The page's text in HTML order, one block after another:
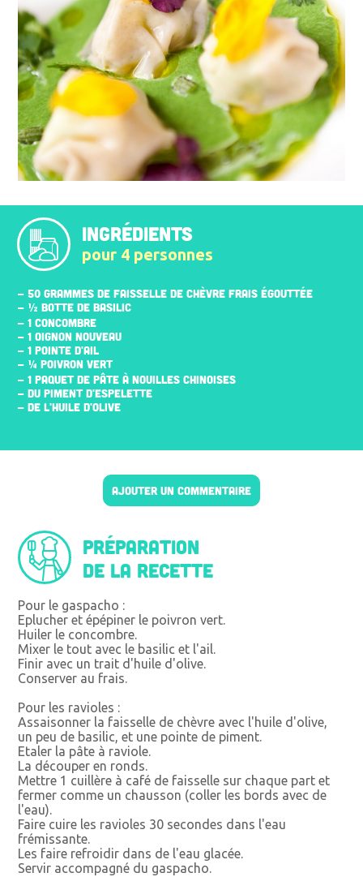
INGRÉDIENTS
pour 4 personnes
- 50 GRAMMES DE FAISSELLE DE CHÈVRE FRAIS ÉGOUTTÉE
- ½ BOTTE DE BASILIC
- 1 CONCOMBRE
- 1 OIGNON NOUVEAU
- 1 POINTE D'AIL
- ¼ POIVRON VERT
- 1 PAQUET DE PÂTE À NOUILLES CHINOISES
- DU PIMENT D'ESPELETTE
- DE L'HUILE D'OLIVE
AJOUTER UN COMMENTAIRE
Préparation
de la recette
Pour le gaspacho :
Eplucher et épépiner le poivron vert.
Huiler le concombre.
Mixer le tout avec le basilic et l'ail.
Finir avec un trait d'huile d'olive.
Conserver au frais.
Pour les ravioles :
Assaisonner la faisselle de chèvre avec l'huile d'olive,
un peu de basilic, et une pointe de piment.
Etaler la pâte à raviole.
La découper en ronds.
Mettre 1 cuillère à café de faisselle sur chaque part et
fermer comme un chausson (coller les bords avec de
l'eau).
Faire cuire les ravioles 30 secondes dans l'eau
frémissante.
Les faire refroidir dans de l'eau glacée.
Servir accompagné du gaspacho.